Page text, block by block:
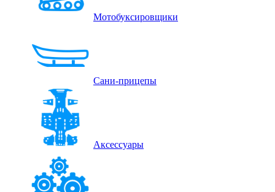
Мотобуксировщики
Сани-прицепы
Аксессуары